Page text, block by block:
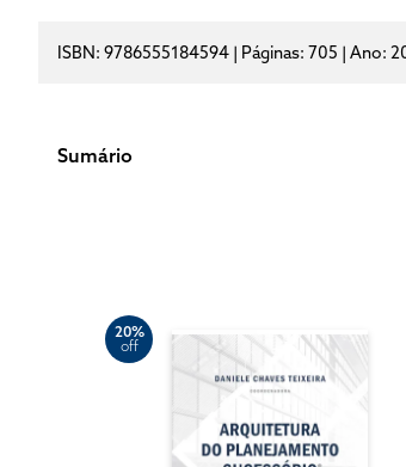
ISBN: 9786555184594 | Páginas: 705 | Ano:
Sumário
20%
off